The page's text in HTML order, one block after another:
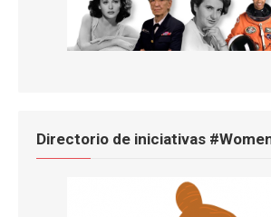
Directorio de iniciativas